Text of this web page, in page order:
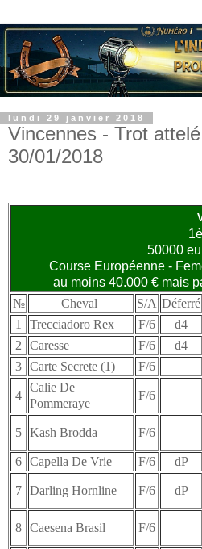
lundi 29 janvier 2018
Vincennes - Trot
30/01/2018
50000
Course Européenne -
au moins 40.000 € mais
№
Cheval S/A Déferré
1
Trecciadoro Rex F/6 d4
2
Caresse F/6 d4
3 Carte Secrete (1) F/6
4
Calie De
Pommeraye
F/6
5 Kash Brodda F/6
6 Capella De Vrie F/6 dP
7 Darling Hornline F/6 dP
8 Caesena Brasil F/6